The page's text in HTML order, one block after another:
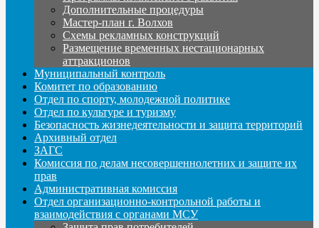
Дополнительные процедуры
Мастер-план г. Волхов
Схемы рекламных конструкций
Размещение временных нестационарных
аттракционов
Муниципальный контроль
Комитет по образованию
Отдел по спорту, молодежной политике
Отдел по культуре и туризму
Безопасность жизнедеятельности и защита территорий
Архивный отдел
ЗАГС
Комиссия по делам несовершеннолетних и защите их
прав
Административная комиссия
Отдел организационно-контрольной работы и
взаимодействия с органами МСУ